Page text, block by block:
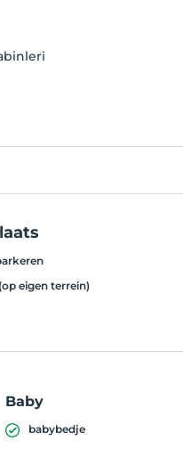
eigen terrein)
Baby
babybedje